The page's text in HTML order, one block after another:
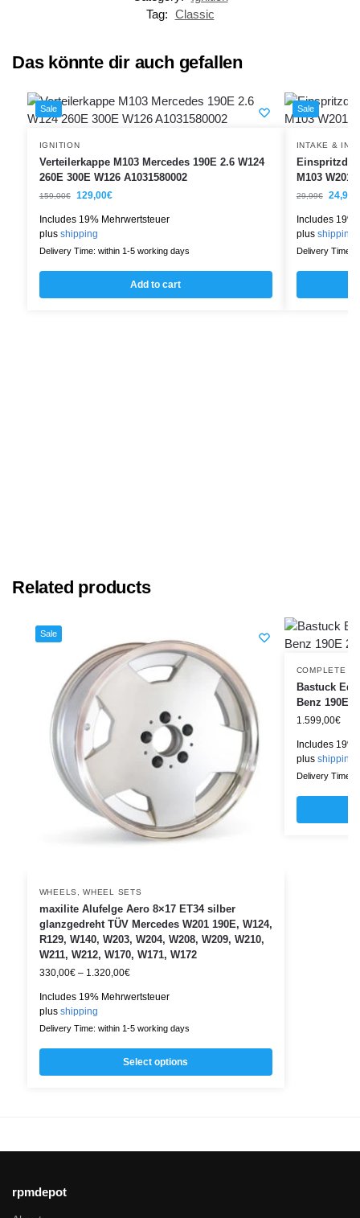
Tag: Classic
Das könnte dir auch gefallen
Sale
IGNITION
Verteilerkappe M103 Mercedes 190E 2.6 W124
260E 300E W126 A1031580002
159,00€ 129,00€
Includes 19% Mehrwertsteuer
plus shipping
Delivery Time: within 1-5 working days
Add to cart
Sale
INTAKE &
M103 W201
29,99€ 24,99
Includes 19%
plus shipping
Delivery Time:
Related products
Sale
WHEELS ,WHEEL SETS
maxilite Alufelge Aero 8×17 ET34 silber
glanzgedreht TÜV Mercedes W201 190E, W124,
R129, W140, W203, W204, W208, W209, W210,
W211, W212, W170, W171, W172
330,00€ – 1.320,00€
Includes 19% Mehrwertsteuer
plus shipping
Delivery Time: within 1-5 working days
Select options
COMPLETE
Bastuck
Benz 190E
1.599,00€
Includes 19%
plus shipping
Delivery Time:
rpmdepot